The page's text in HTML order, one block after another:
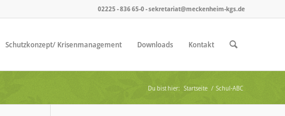
02225 - 836 65-0 - sekretariat@meckenheim-kgs.de
Schutzkonzept/ Krisenmanagement Downloads Kontakt
Du bist hier: Startseite / Schul-ABC